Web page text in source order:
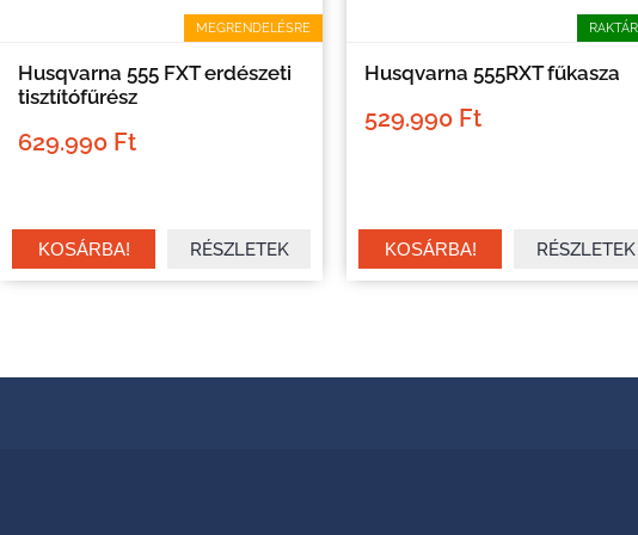
MEGRENDELÉSRE
Husqvarna 555 FXT erdészeti
tisztítófűrész
629.990 Ft
RÉSZLETEK
Husqvarna 555RXT fűkasza
529.990 Ft
RÉSZLETEK